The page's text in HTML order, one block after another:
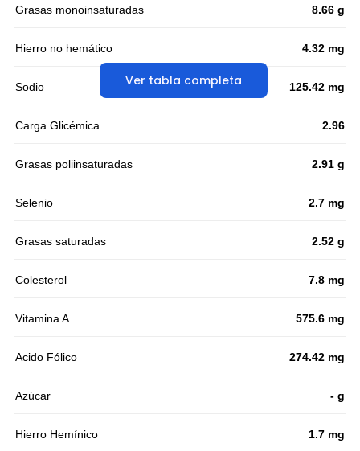
Ver tabla completa
Grasas monoinsaturadas 8.66 g
Hierro no hemático 4.32 mg
Sodio 125.42 mg
Carga Glicémica 2.96
Grasas poliinsaturadas 2.91 g
Selenio 2.7 mg
Grasas saturadas 2.52 g
Colesterol 7.8 mg
Vitamina A 575.6 mg
Acido Fólico 274.42 mg
Azúcar - g
Hierro Hemínico 1.7 mg